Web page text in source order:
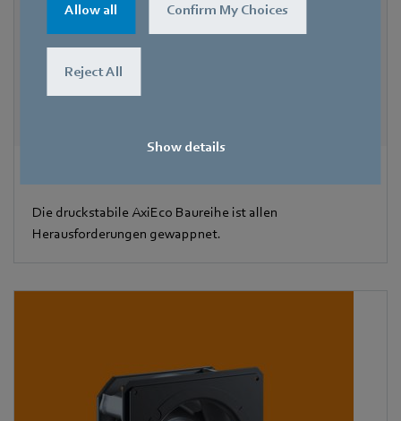
Allow all Confirm My Choices
Reject All
Show details
Die druckstabile AxiEco Baureihe ist allen
Herausforderungen gewappnet.